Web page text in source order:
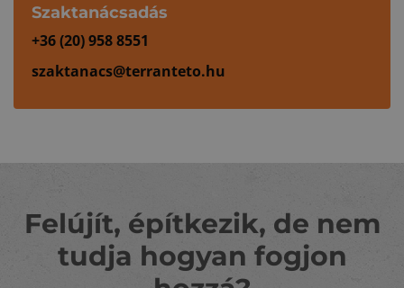
Szaktanácsadás
+36 (20) 958 8551
szaktanacs@terranteto.hu
Felújít, építkezik, de nem
tudja hogyan fogjon